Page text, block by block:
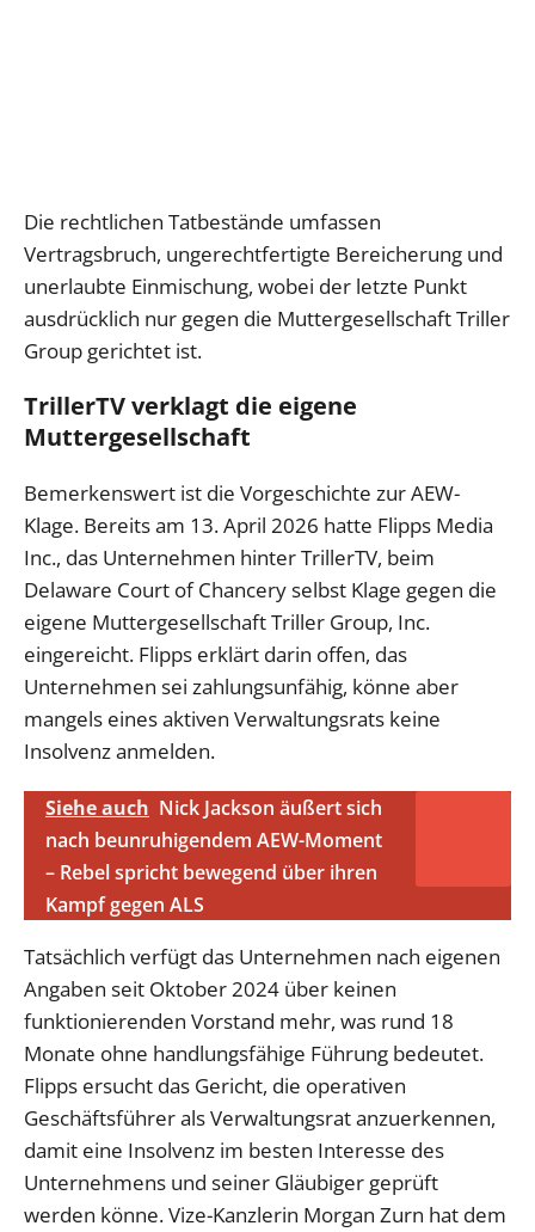
Die rechtlichen Tatbestände umfassen
Vertragsbruch, ungerechtfertigte Bereicherung und
unerlaubte Einmischung, wobei der letzte Punkt
ausdrücklich nur gegen die Muttergesellschaft Triller
Group gerichtet ist.
TrillerTV verklagt die eigene
Muttergesellschaft
Bemerkenswert ist die Vorgeschichte zur AEW-
Klage. Bereits am 13. April 2026 hatte Flipps Media
Inc., das Unternehmen hinter TrillerTV, beim
Delaware Court of Chancery selbst Klage gegen die
eigene Muttergesellschaft Triller Group, Inc.
eingereicht. Flipps erklärt darin offen, das
Unternehmen sei zahlungsunfähig, könne aber
mangels eines aktiven Verwaltungsrats keine
Insolvenz anmelden.
Siehe auch Nick Jackson äußert sich
nach beunruhigendem AEW-Moment
– Rebel spricht bewegend über ihren
Kampf gegen ALS
Tatsächlich verfügt das Unternehmen nach eigenen
Angaben seit Oktober 2024 über keinen
funktionierenden Vorstand mehr, was rund 18
Monate ohne handlungsfähige Führung bedeutet.
Flipps ersucht das Gericht, die operativen
Geschäftsführer als Verwaltungsrat anzuerkennen,
damit eine Insolvenz im besten Interesse des
Unternehmens und seiner Gläubiger geprüft
werden könne. Vize-Kanzlerin Morgan Zurn hat dem